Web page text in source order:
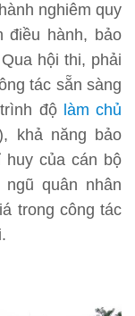
nghiêm quy
điều hành, bảo
hội thi, phải
tác sẵn sàng
độ làm chủ
khả năng bảo
huy của cán bộ
quân nhân
trong công tác